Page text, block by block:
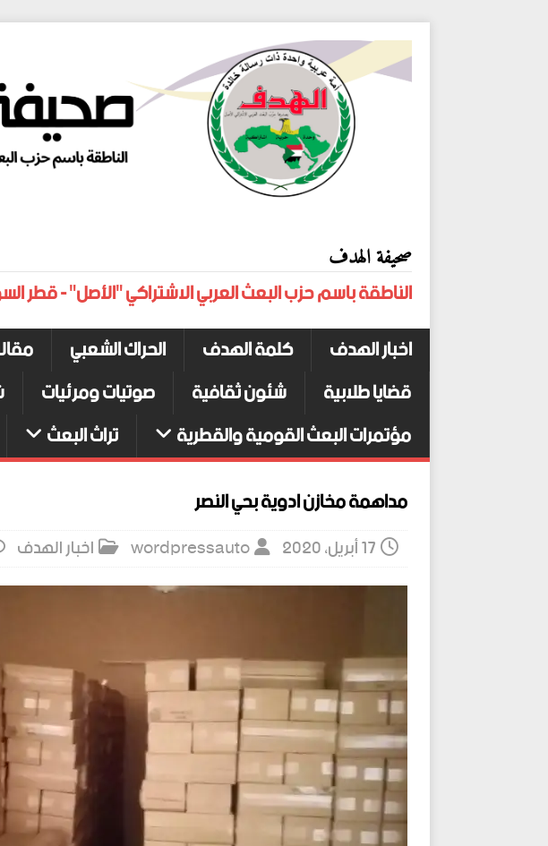
صحيفة الهدف
الناطقة باسم حزب البعث العربي الاشتراكي "الأصل" - قطر
اخبار الهدف
كلمة الهدف الحراك الشعبي
قضايا طلابية
شئون ثقافية صوتيات ومرئيات
مؤتمرات البعث القومية والقطرية
تراث البعث
مداهمة مخازن ادوية بحي النصر
17 أبريل، 2020 wordpressauto اخبار الهدف